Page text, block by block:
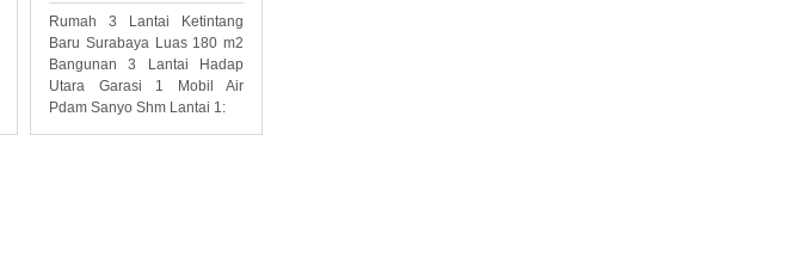
Rumah 3 Lantai Ketintang
Baru Surabaya Luas 180 m2
Bangunan 3 Lantai Hadap
Utara Garasi 1 Mobil Air
Pdam Sanyo Shm Lantai 1: